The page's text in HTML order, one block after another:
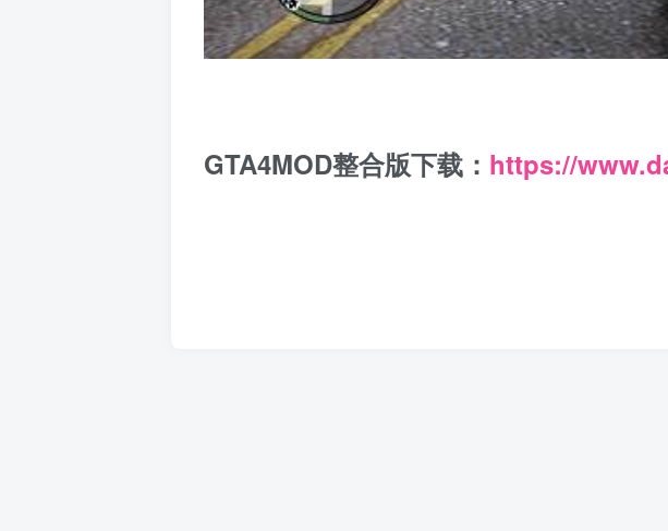
GTA4MOD整合版下载： https://